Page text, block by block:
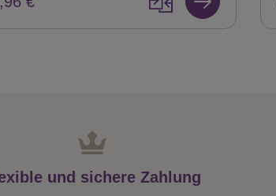
und sichere Zahlung